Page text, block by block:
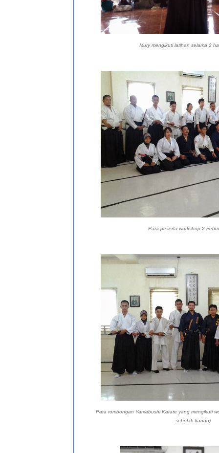
Mury mengikuti latihan selama 2
Para peserta workshop 2
Para rombongan Yamabushi Karate yang mengikuti
sebelah kanan)